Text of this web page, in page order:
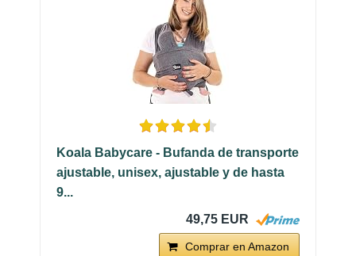
Koala Babycare - Bufanda de transporte
ajustable, unisex, ajustable y de hasta
9...
49,75 EUR
Comprar en Amazon